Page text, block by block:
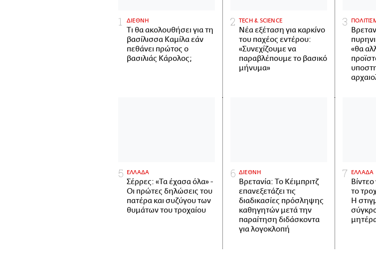
ΔΙΕΘΝΗ
Τι θα ακολουθήσει για τη
βασίλισσα Καμίλα εάν
πεθάνει πρώτος ο
βασιλιάς Κάρολος;
ΤECH & SCIENCE
Νέα εξέταση για καρκίνο
του παχέος εντέρου:
«Συνεχίζουμε να
παραβλέπουμε το βασικό
μήνυμα»
«θα
ΕΛΛΑΔΑ
Σέρρες: «Τα έχασα όλα» -
Οι πρώτες δηλώσεις του
πατέρα και συζύγου των
θυμάτων του τροχαίου
ΔΙΕΘΝΗ
Βρετανία: Το Κέιμπριτζ
επανεξετάζει τις
διαδικασίες πρόσληψης
καθηγητών μετά την
παραίτηση διδάσκοντα
για λογοκλοπή
ΕΛΛΑΔΑ
το
Η